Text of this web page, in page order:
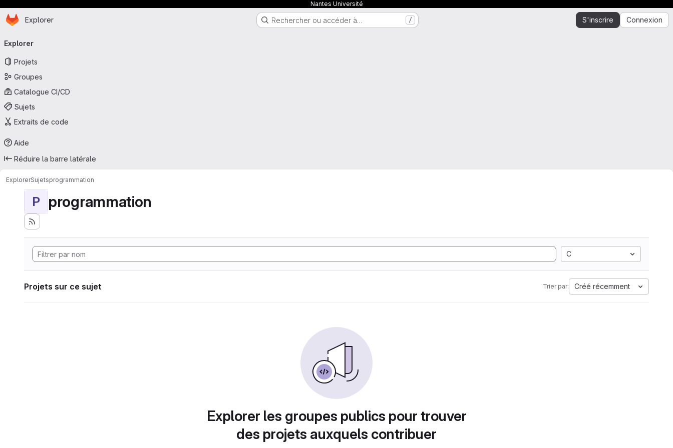
Nantes Université
Passer au contenu principal
Page d'accueil
Explorer Rechercher ou accéder à… / S'inscrire Connexion
principale
Explorer
Projets
Groupes
Catalogue CI/CD
Sujets
Extraits de code
Aide
Réduire la barre latérale
ExplorerSujetsprogrammation
P programmation
C
Projets sur ce sujet Trier par: Créé récemment
Explorer les groupes publics pour trouver
des projets auxquels contribuer